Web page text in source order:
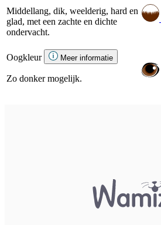
Middellang, dik, weelderig, hard en
glad, met een zachte en dichte
ondervacht.
Oogkleur Meer informatie
Zo donker mogelijk.